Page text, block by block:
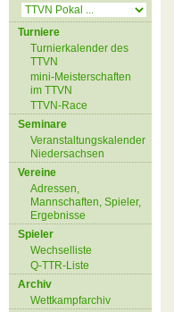
Turniere
Turnierkalender des
TTVN
mini-Meisterschaften
im TTVN
TTVN-Race
Seminare
Veranstaltungskalender
Niedersachsen
Vereine
Adressen,
Mannschaften, Spieler,
Ergebnisse
Spieler
Wechselliste
Q-TTR-Liste
Archiv
Wettkampfarchiv